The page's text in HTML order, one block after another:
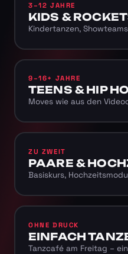
3–12 JAHRE
KIDS &
Kindertanzen,
9–16+ JAHRE
TEENS & HIP
Moves wie aus den
ZU ZWEIT
PAARE &
Basiskurs,
OHNE DRUCK
EINFACH
Tanzcafé am Freitag –